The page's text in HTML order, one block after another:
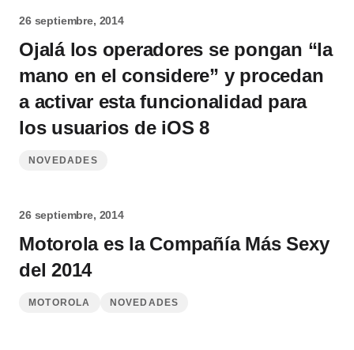
26 septiembre, 2014
Ojalá los operadores se pongan “la
mano en el considere” y procedan
a activar esta funcionalidad para
los usuarios de iOS 8
NOVEDADES
26 septiembre, 2014
Motorola es la Compañía Más Sexy
del 2014
MOTOROLA NOVEDADES